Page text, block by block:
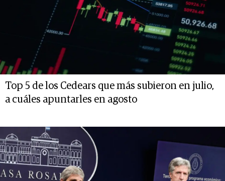
Top 5 de los Cedears que más subieron en julio,
a cuáles apuntarles en agosto